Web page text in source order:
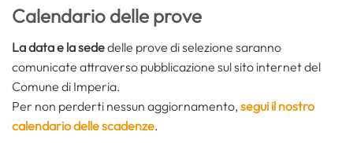
Calendario delle prove
La data e la sededelle prove di selezione saranno
comunicate attraverso pubblicazione sul sito internet del
Comune di Imperia.
Per non perderti nessun aggiornamento, segui il nostro
calendario delle scadenze.